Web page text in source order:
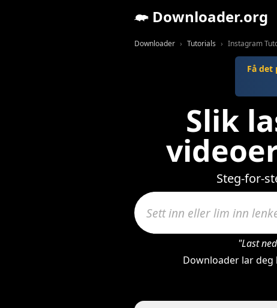
Downloader.org
Downloader Tutorials Instagram
Få det
Slik
Steg-for-
"Last
Downloader lar deg